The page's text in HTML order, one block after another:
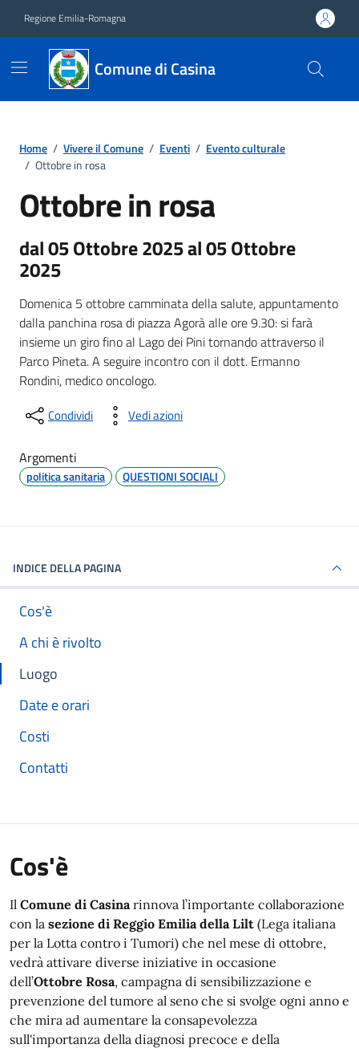
Regione Emilia-Romagna
Comune di Casina
Home / Vivere il Comune / Eventi / Evento culturale
/ Ottobre in rosa
Ottobre in rosa
dal 05 Ottobre 2025 al 05 Ottobre
2025
Domenica 5 ottobre camminata della salute, appuntamento
dalla panchina rosa di piazza Agorà alle ore 9.30: si farà
insieme un giro fino al Lago dei Pini tornando attraverso il
Parco Pineta. A seguire incontro con il dott. Ermanno
Rondini, medico oncologo.
Condividi Vedi azioni
Argomenti
politica sanitaria QUESTIONI SOCIALI
INDICE DELLA PAGINA
Cos'è
A chi è rivolto
Luogo
Date e orari
Costi
Contatti
Cos'è
Il Comune di Casinarinnova l’importante collaborazione
con la sezione di Reggio Emilia della Lilt (Lega italiana
per la Lotta contro i Tumori) che nel mese di ottobre,
vedrà attivare diverse iniziative in occasione
dell’Ottobre Rosa, campagna di sensibilizzazione e
prevenzione del tumore al seno che si svolge ogni anno e
che mira ad aumentare la consapevolezza
sull'importanza della diagnosi precoce e della